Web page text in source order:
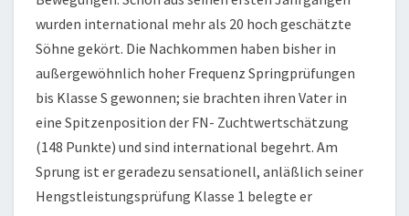
wurden international mehr als 20 hoch geschätzte
Söhne gekört. Die Nachkommen haben bisher in
außergewöhnlich hoher Frequenz Springprüfungen
bis Klasse S gewonnen; sie brachten ihren Vater in
eine Spitzenposition der FN- Zuchtwertschätzung
(148 Punkte) und sind international begehrt. Am
Sprung ist er geradezu sensationell, anläßlich seiner
Hengstleistungsprüfung Klasse 1 belegte er